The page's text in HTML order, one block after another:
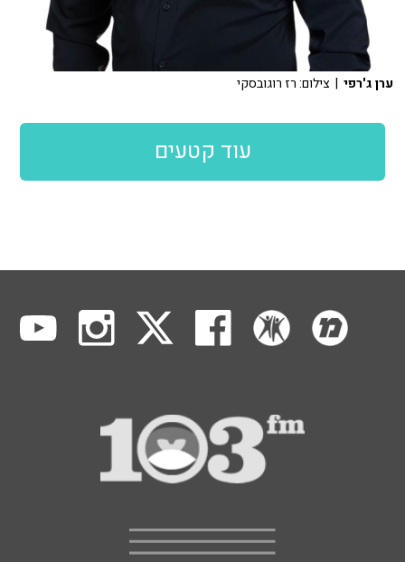
ערן ג'רפי | צילום: רז רוגובסקי
עוד קטעים